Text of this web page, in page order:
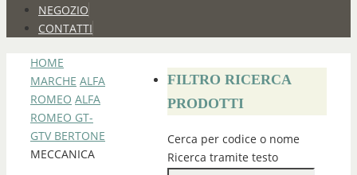
NEGOZIO
CONTATTI
HOME
MARCHE ALFA
ROMEO ALFA
ROMEO GT-
GTV BERTONE
MECCANICA
FILTRO RICERCA
PRODOTTI
Cerca per codice o nome
Ricerca tramite testo